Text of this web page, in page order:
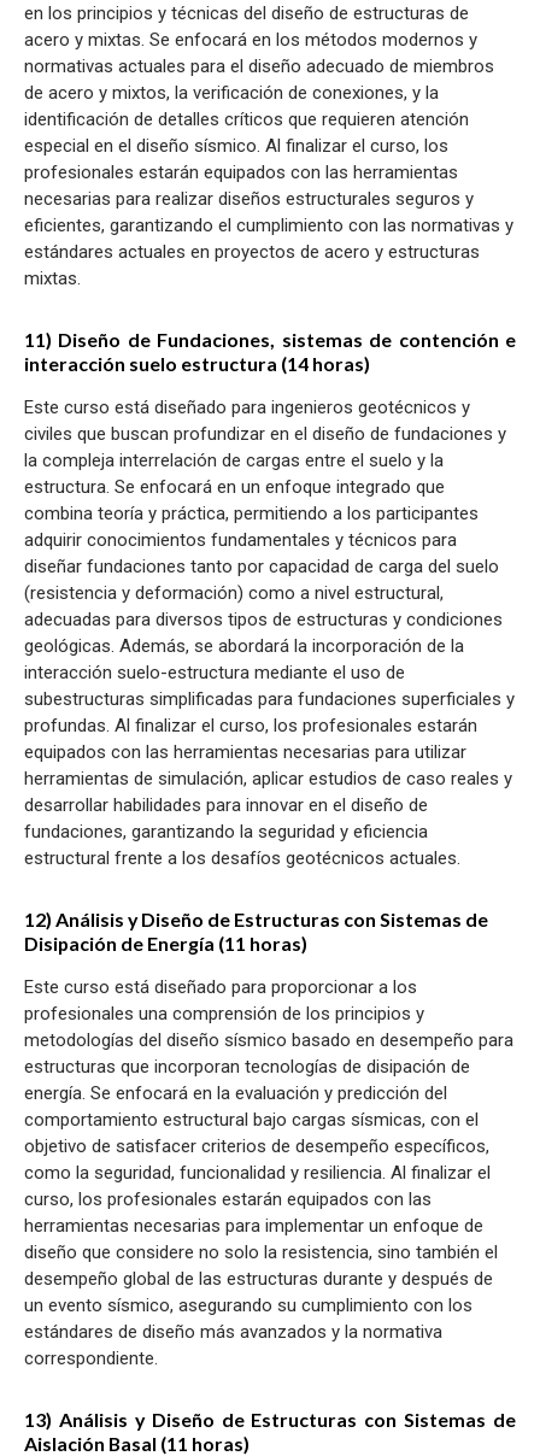
en los principios y técnicas del diseño de estructuras de
acero y mixtas. Se enfocará en los métodos modernos y
normativas actuales para el diseño adecuado de miembros
de acero y mixtos, la verificación de conexiones, y la
identificación de detalles críticos que requieren atención
especial en el diseño sísmico. Al finalizar el curso, los
profesionales estarán equipados con las herramientas
necesarias para realizar diseños estructurales seguros y
eficientes, garantizando el cumplimiento con las normativas y
estándares actuales en proyectos de acero y estructuras
mixtas.
11) Diseño de Fundaciones, sistemas de contención e
interacción suelo estructura (14 horas)
Este curso está diseñado para ingenieros geotécnicos y
civiles que buscan profundizar en el diseño de fundaciones y
la compleja interrelación de cargas entre el suelo y la
estructura. Se enfocará en un enfoque integrado que
combina teoría y práctica, permitiendo a los participantes
adquirir conocimientos fundamentales y técnicos para
diseñar fundaciones tanto por capacidad de carga del suelo
(resistencia y deformación) como a nivel estructural,
adecuadas para diversos tipos de estructuras y condiciones
geológicas. Además, se abordará la incorporación de la
interacción suelo-estructura mediante el uso de
subestructuras simplificadas para fundaciones superficiales y
profundas. Al finalizar el curso, los profesionales estarán
equipados con las herramientas necesarias para utilizar
herramientas de simulación, aplicar estudios de caso reales y
desarrollar habilidades para innovar en el diseño de
fundaciones, garantizando la seguridad y eficiencia
estructural frente a los desafíos geotécnicos actuales.
12) Análisis y Diseño de Estructuras con Sistemas de
Disipación de Energía (11 horas)
Este curso está diseñado para proporcionar a los
profesionales una comprensión de los principios y
metodologías del diseño sísmico basado en desempeño para
estructuras que incorporan tecnologías de disipación de
energía. Se enfocará en la evaluación y predicción del
comportamiento estructural bajo cargas sísmicas, con el
objetivo de satisfacer criterios de desempeño específicos,
como la seguridad, funcionalidad y resiliencia. Al finalizar el
curso, los profesionales estarán equipados con las
herramientas necesarias para implementar un enfoque de
diseño que considere no solo la resistencia, sino también el
desempeño global de las estructuras durante y después de
un evento sísmico, asegurando su cumplimiento con los
estándares de diseño más avanzados y la normativa
correspondiente.
13) Análisis y Diseño de Estructuras con Sistemas de
Aislación Basal (11 horas)